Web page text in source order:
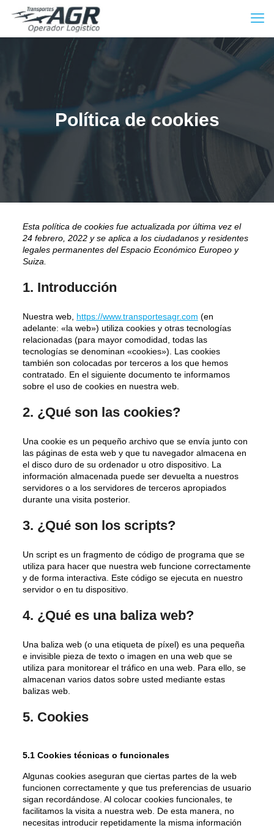
Política de cookies
Esta política de cookies fue actualizada por última vez el
24 febrero, 2022 y se aplica a los ciudadanos y residentes
legales permanentes del Espacio Económico Europeo y
Suiza.
1. Introducción
Nuestra web, https://www.transportesagr.com (en
adelante: «la web») utiliza cookies y otras tecnologías
relacionadas (para mayor comodidad, todas las
tecnologías se denominan «cookies»). Las cookies
también son colocadas por terceros a los que hemos
contratado. En el siguiente documento te informamos
sobre el uso de cookies en nuestra web.
2. ¿Qué son las cookies?
Una cookie es un pequeño archivo que se envía junto con
las páginas de esta web y que tu navegador almacena en
el disco duro de su ordenador u otro dispositivo. La
información almacenada puede ser devuelta a nuestros
servidores o a los servidores de terceros apropiados
durante una visita posterior.
3. ¿Qué son los scripts?
Un script es un fragmento de código de programa que se
utiliza para hacer que nuestra web funcione correctamente
y de forma interactiva. Este código se ejecuta en nuestro
servidor o en tu dispositivo.
4. ¿Qué es una baliza web?
Una baliza web (o una etiqueta de píxel) es una pequeña
e invisible pieza de texto o imagen en una web que se
utiliza para monitorear el tráfico en una web. Para ello, se
almacenan varios datos sobre usted mediante estas
balizas web.
5. Cookies
5.1 Cookies técnicas o funcionales
Algunas cookies aseguran que ciertas partes de la web
funcionen correctamente y que tus preferencias de usuario
sigan recordándose. Al colocar cookies funcionales, te
facilitamos la visita a nuestra web. De esta manera, no
necesitas introducir repetidamente la misma información